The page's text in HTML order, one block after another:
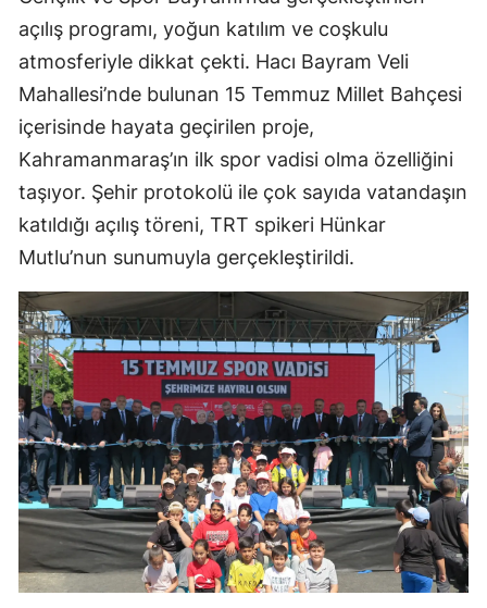
açılış programı, yoğun katılım ve coşkulu
atmosferiyle dikkat çekti. Hacı Bayram Veli
Mahallesi’nde bulunan 15 Temmuz Millet Bahçesi
içerisinde hayata geçirilen proje,
Kahramanmaraş’ın ilk spor vadisi olma özelliğini
taşıyor. Şehir protokolü ile çok sayıda vatandaşın
katıldığı açılış töreni, TRT spikeri Hünkar
Mutlu’nun sunumuyla gerçekleştirildi.